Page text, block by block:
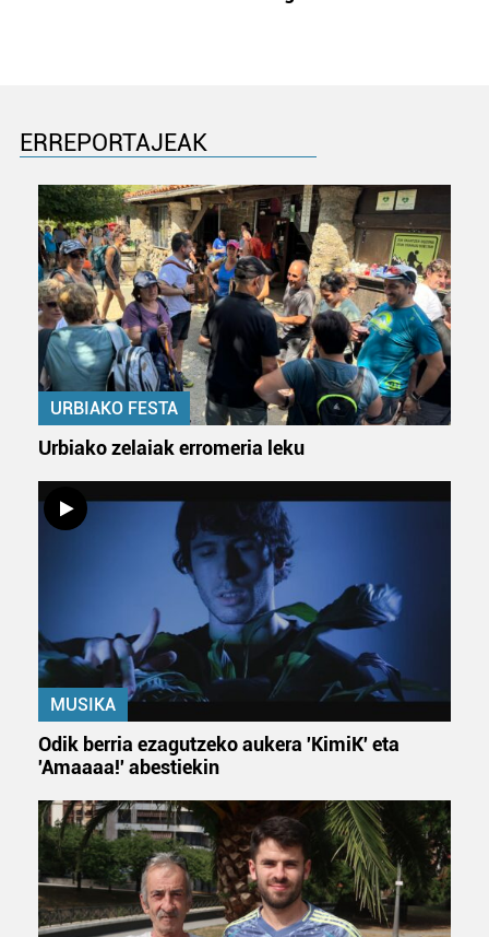
ERREPORTAJEAK
URBIAKO FESTA
Urbiako zelaiak erromeria leku
MUSIKA
Odik berria ezagutzeko aukera 'KimiK' eta
'Amaaaa!' abestiekin